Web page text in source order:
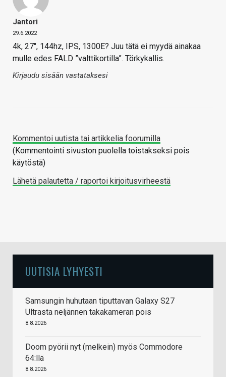
Jantori
29.6.2022
4k, 27″, 144hz, IPS, 1300E? Juu tätä ei myydä ainakaa
mulle edes FALD ”valttikortilla”. Törkykallis.
Kirjaudu sisään vastataksesi
Kommentoi uutista tai artikkelia foorumilla
(Kommentointi sivuston puolella toistakseksi pois
käytöstä)
Lähetä palautetta / raportoi kirjoitusvirheestä
UUTISIA LYHYESTI
Samsungin huhutaan tiputtavan Galaxy S27
Ultrasta neljännen takakameran pois
8.8.2026
Doom pyörii nyt (melkein) myös Commodore
64:llä
8.8.2026